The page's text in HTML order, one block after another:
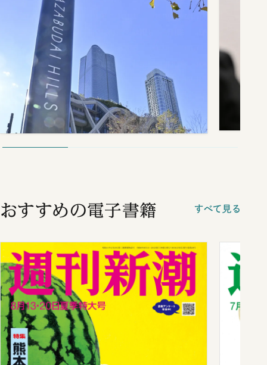
おすすめの電子書籍 すべて見る